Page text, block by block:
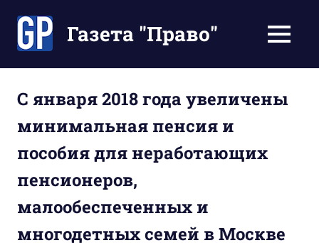
содержимомуГазета "Право"
экономят
Ваше
время
МЕНЮ
С января 2018 года увеличены
минимальная пенсия и
пособия для неработающих
пенсионеров,
малообеспеченных и
многодетных семей в Москве